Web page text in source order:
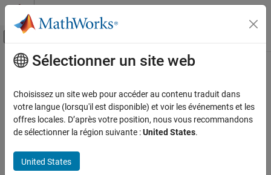
Passer au contenu
Activer/désactiver l'affichage du menu
Accueil de la documentation
Navigation Toolbox
Planification de mouvement
SUR CETTE PAGE
Contenu principal
Cette page a été traduite par traduction automatique. Cliquez ici
addObstacle
réduire tous les éléments de la page
Sélectionner un site web
Choisissez un site web pour accéder au contenu traduit dans
votre langue (lorsqu'il est disponible) et voir les événements et les
offres locales. D’après votre position, nous vous recommandons
de sélectionner la région suivante :United States.
United States